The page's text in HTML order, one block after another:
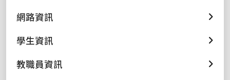
網路資訊
學生資訊
教職員資訊